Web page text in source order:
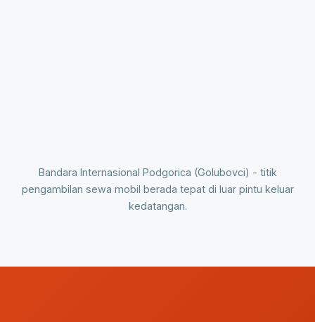
Bandara Internasional Podgorica (Golubovci) - titik
pengambilan sewa mobil berada tepat di luar pintu keluar
kedatangan.